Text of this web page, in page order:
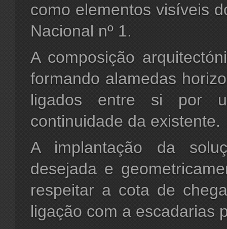
como elementos visíveis
Nacional nº 1.
A composição
formando alamedas
ligados entre si por
continuidade da existente.
A implantação da
desejada e
respeitar a cota de
ligação com a escadarias